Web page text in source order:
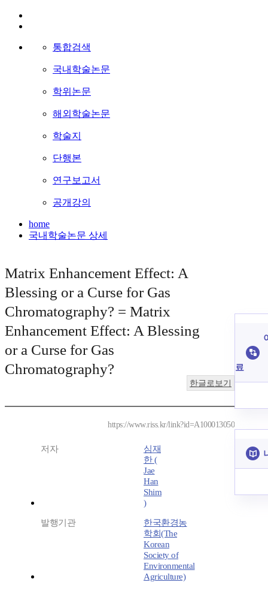
통합검색
국내학술논문
학위논문
해외학술논문
학술지
단행본
연구보고서
공개강의
home
국내학술논문 상세
Matrix Enhancement Effect: A
Blessing or a Curse for Gas
Chromatography? = Matrix
Enhancement Effect: A Blessing
or a Curse for Gas
Chromatography?
한글로보기
https://www.riss.kr/link?id=A100013050
저자
심재
한 (
Jae
Han
Shim
)
발행기관
한국환경농
학회(The
Korean
Society of
Environmental
Agriculture)
료